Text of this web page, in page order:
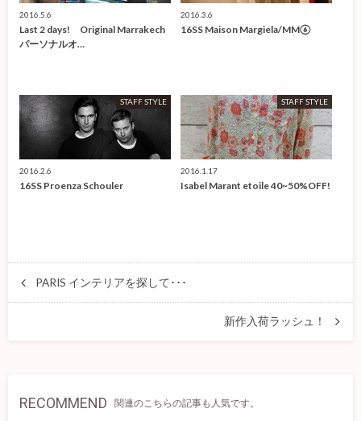
2016.5.6
Last 2 days! Original Marrakech
パーソナルオ…
2016.3.6
16SS Maison Margiela/MM⑥
STAFF STYLE
2016.2.6
16SS Proenza Schouler
STAFF STYLE
2016.1.17
Isabel Marant etoile 40~50%OFF!
PARIS インテリアを探して･･･
新作入荷ラッシュ！
RECOMMEND 関連のこちらの記事も人気です。